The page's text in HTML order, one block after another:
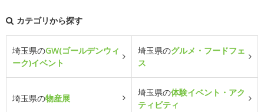
カテゴリから探す
埼玉県のGW(ゴールデンウィ
ーク)イベント
埼玉県のグルメ・フードフェ
ス
埼玉県の物産展
埼玉県の体験イベント・アク
ティビティ